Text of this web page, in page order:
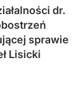
dr.
sprawie
Lisicki